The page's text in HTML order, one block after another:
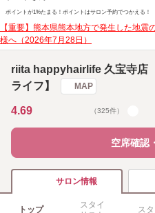
ポイントが1%たまる！ ポイントはサロン予約でつかえる！
【重要】熊本県熊本地方で発生した地
様へ（2026年7月28日）
riita happyhairlife 久宝寺店
ライフ】
MAP
4.69 （325件）
空席確認
サロン情報
トップ
スタイ
ス